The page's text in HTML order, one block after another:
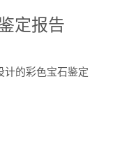
定报告
计的彩色宝石鉴定